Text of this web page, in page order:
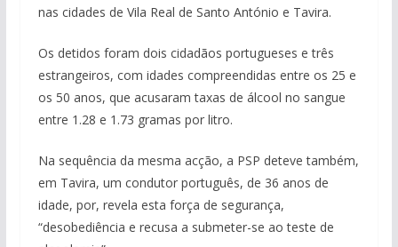
nas cidades de Vila Real de Santo António e Tavira.
Os detidos foram dois cidadãos portugueses e três
estrangeiros, com idades compreendidas entre os 25 e
os 50 anos, que acusaram taxas de álcool no sangue
entre 1.28 e 1.73 gramas por litro.
Na sequência da mesma acção, a PSP deteve também,
em Tavira, um condutor português, de 36 anos de
idade, por, revela esta força de segurança,
“desobediência e recusa a submeter-se ao teste de